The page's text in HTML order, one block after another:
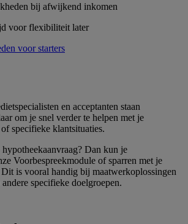
bij afwijkend inkomen
voor flexibiliteit later
voor starters
en acceptanten staan
om je snel verder te helpen met je
specifieke klantsituaties.
Dan kun je
Voorbespreekmodule of sparren met je
Dit is vooral handig bij maatwerkoplossingen
specifieke doelgroepen.